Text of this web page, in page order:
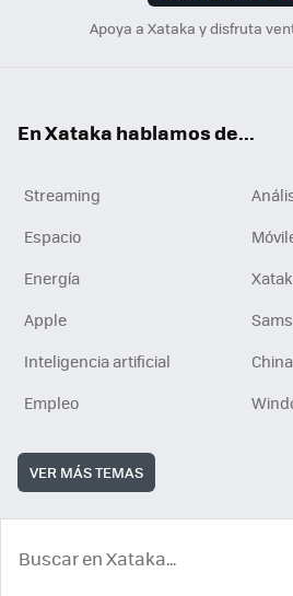
Apoya a Xataka y disfruta
En Xataka hablamos de...
Streaming
Espacio
Energía
Apple
Inteligencia artificial
China
Empleo
VER MÁS TEMAS